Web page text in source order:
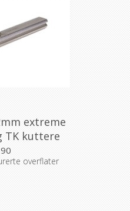
extreme
TK kuttere
overflater